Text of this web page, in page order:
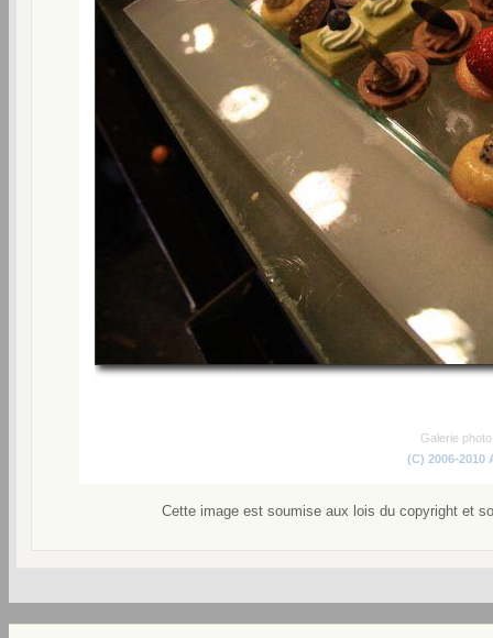
Galerie
(C) 2006-2010
Cette image est soumise aux lois du copyright et